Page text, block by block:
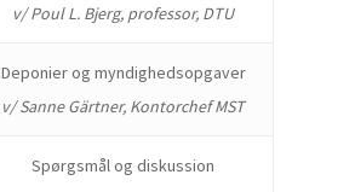
v/ Poul L. Bjerg, professor, DTU
Deponier og myndighedsopgaver
v/ Sanne Gärtner, Kontorchef MST
Spørgsmål og diskussion